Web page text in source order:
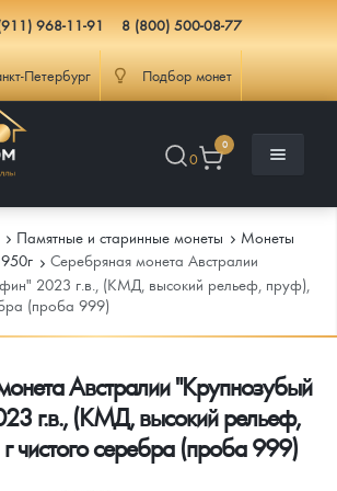
968-11-91 8 (800) 500-08-77
Петербург Подбор монет
0
0
монеты
Памятные и старинные монеты
Монеты
Серебряная монета Австралии
2023 г.в., (КМД, высокий рельеф, пруф),
(проба 999)
Австралии "Крупнозубый
г.в., (КМД, высокий рельеф,
чистого серебра (проба 999)